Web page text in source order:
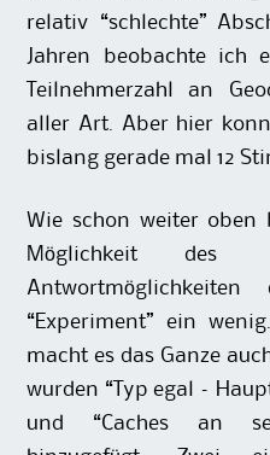
relativ “schlechte”
Jahren beobachte ich
Teilnehmerzahl an
aller Art. Aber hier
bislang gerade mal 12
Wie schon weiter oben
Möglichkeit des
“Experiment” ein
macht es das Ganze
wurden “Typ egal –
und “Caches an